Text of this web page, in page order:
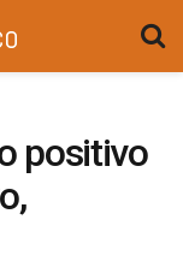
positivo